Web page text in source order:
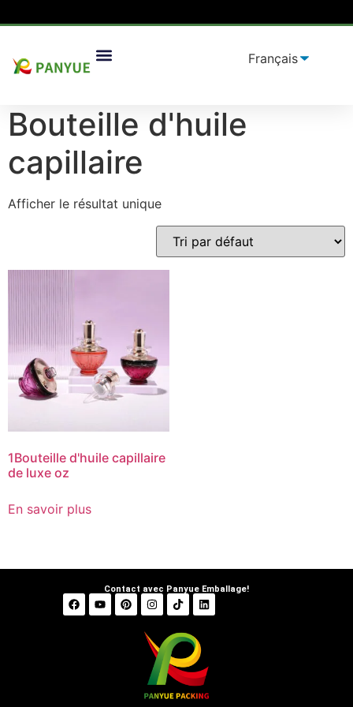
Maison/produit/ Produits identifiés "Bouteille d'huile
Bouteille d'huile
capillaire
Afficher le résultat unique
1Bouteille d'huile capillaire
de luxe oz
En savoir plus
Contact avec Panyue Emballage!